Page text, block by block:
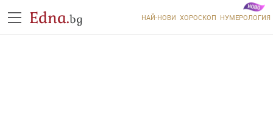
Edna.bg НАЙ-НОВИ ХОРОСКОП НУМЕРОЛОГИЯ